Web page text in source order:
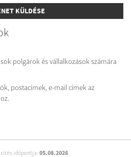
KÜLDÉSE
polgárok és vállalkozások számára
postacímek, e-mail címek az
időpontja: 05.08.2026